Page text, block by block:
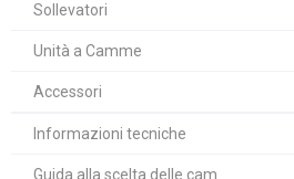
Sollevatori
Unità a Camme
Accessori
Informazioni tecniche
Guida alla scelta delle cam